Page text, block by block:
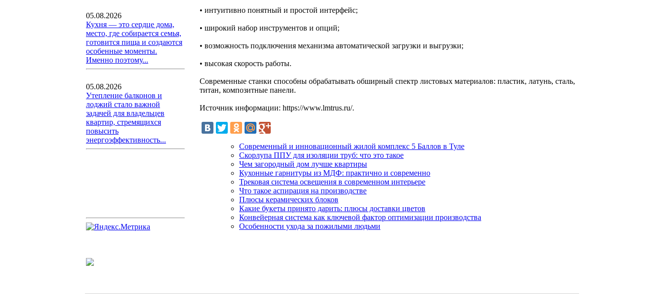
05.08.2026
Кухня — это сердце дома,
место, где собирается семья,
готовится пища и создаются
особенные моменты.
Именно поэтому...
05.08.2026
Утепление балконов и
лоджий стало важной
задачей для владельцев
квартир, стремящихся
повысить
энергоэффективность...
• интуитивно понятный и простой интерфейс;
• широкий набор инструментов и опций;
• возможность подключения механизма автоматической загрузки и выгрузки;
• высокая скорость работы.
Современные станки способны обрабатывать обширный спектр листовых материалов: пластик, латунь, сталь,
титан, композитные панели.
Источник информации: https://www.lmtrus.ru/.
Современный и инновационный жилой комплекс 5 Баллов в Туле
Скорлупа ППУ для изоляции труб: что это такое
Чем загородный дом лучше квартиры
Кухонные гарнитуры из МДФ: практично и современно
Трековая система освещения в современном интерьере
Что такое аспирация на производстве
Плюсы керамических блоков
Какие букеты принято дарить: плюсы доставки цветов
Конвейерная система как ключевой фактор оптимизации производства
Особенности ухода за пожилыми людьми